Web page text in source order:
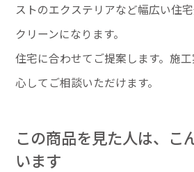
ストのエクステリアなど幅広い住
クリーンになります。
住宅に合わせてご提案します。施
心してご相談いただけます。
この商品を見た人は、こ
います